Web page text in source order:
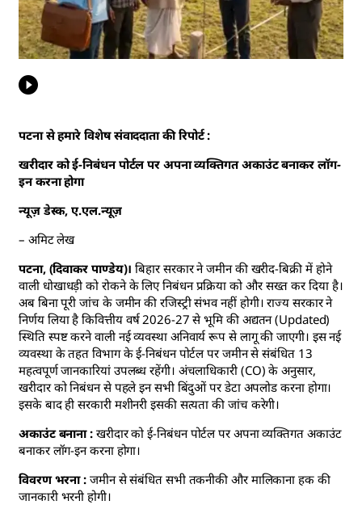
पटना से हमारे विशेष संवाददाता की रिपोर्ट :
खरीदार को ई-निबंधन पोर्टल पर अपना व्यक्तिगत अकाउंट बनाकर लॉग-
इन करना होगा
न्यूज़ डेस्क, ए.एल.न्यूज़
– अमिट लेख
पटना, (दिवाकर पाण्डेय)। बिहार सरकार ने जमीन की खरीद-बिक्री में होने
वाली धोखाधड़ी को रोकने के लिए निबंधन प्रक्रिया को और सख्त कर दिया है।
अब बिना पूरी जांच के जमीन की रजिस्ट्री संभव नहीं होगी। राज्य सरकार ने
निर्णय लिया है किवित्तीय वर्ष 2026-27 से भूमि की अद्यतन (Updated)
स्थिति स्पष्ट करने वाली नई व्यवस्था अनिवार्य रूप से लागू की जाएगी। इस नई
व्यवस्था के तहत विभाग के ई-निबंधन पोर्टल पर जमीन से संबंधित 13
महत्वपूर्ण जानकारियां उपलब्ध रहेंगी। अंचलाधिकारी (CO) के अनुसार,
खरीदार को निबंधन से पहले इन सभी बिंदुओं पर डेटा अपलोड करना होगा।
इसके बाद ही सरकारी मशीनरी इसकी सत्यता की जांच करेगी।
अकाउंट बनाना : खरीदार को ई-निबंधन पोर्टल पर अपना व्यक्तिगत अकाउंट
बनाकर लॉग-इन करना होगा।
विवरण भरना : जमीन से संबंधित सभी तकनीकी और मालिकाना हक की
जानकारी भरनी होगी।